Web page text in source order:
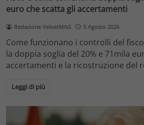
euro che scatta gli accertamenti
Redazione VelvetMAG 5 Agosto 2026
Come funzionano i controlli del
la doppia soglia del 20% e 71mila
accertamenti e la ricostruzione del
Leggi di più